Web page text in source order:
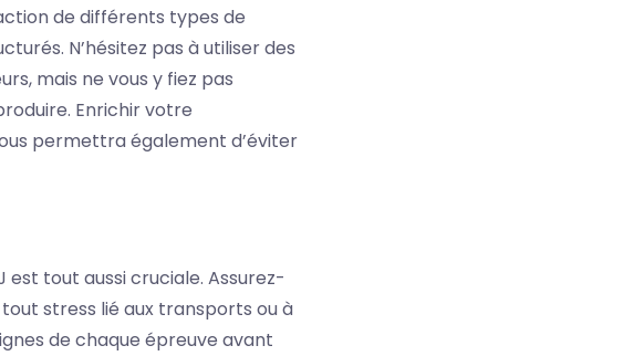
de différents types de
N’hésitez pas à utiliser des
mais ne vous y fiez pas
Enrichir votre
permettra également d’éviter
tout aussi cruciale. Assurez-
stress lié aux transports ou à
de chaque épreuve avant